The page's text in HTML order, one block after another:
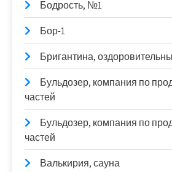
Бодрость, №1
Бор-1
Бригантина,
Бульдозер, компания по
частей
Бульдозер, компания по
частей
Валькирия, сауна